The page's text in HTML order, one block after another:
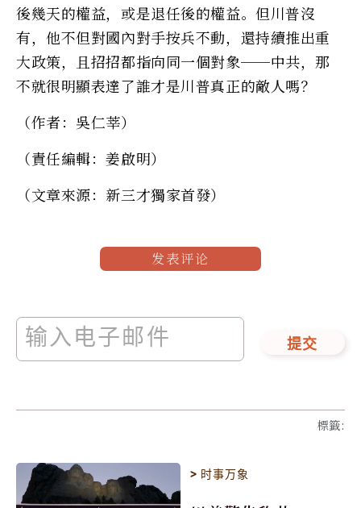
後幾天的權益，或是退任後的權益。但川普沒
有，他不但對國內對手按兵不動，還持續推出重
大政策，且招招都指向同一個對象──中共，那
不就很明顯表達了誰才是川普真正的敵人嗎？
（作者：吳仁莘）
（責任編輯：姜啟明）
（文章來源：新三才獨家首發）
发表评论
提交
標籤:
> 时事万象